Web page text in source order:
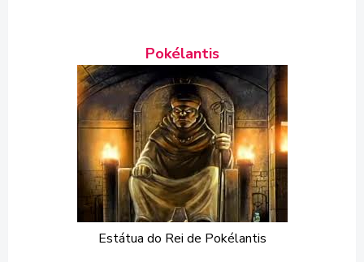
Pokélantis
Estátua do Rei de Pokélantis